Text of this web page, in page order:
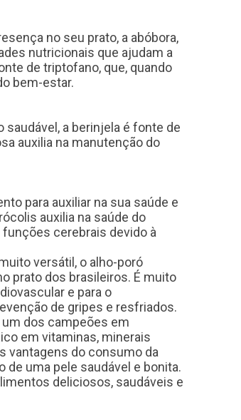
no seu prato, a abóbora,
nutricionais que ajudam a
de triptofano, que, quando
bem-estar.
saudável, a berinjela é fonte de
auxilia na manutenção do
para auxiliar na sua saúde e
auxilia na saúde do
cerebrais devido à
versátil, o alho-poró
prato dos brasileiros. É muito
e para o
de gripes e resfriados.
dos campeões em
em vitaminas, minerais
vantagens do consumo da
uma pele saudável e bonita.
deliciosos, saudáveis e